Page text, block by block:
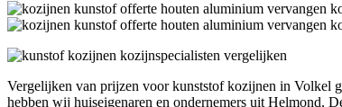
Vergelijken van prijzen voor kunststof kozijnen in Volkel
hebben wij huiseigenaren en ondernemers uit Helmond,